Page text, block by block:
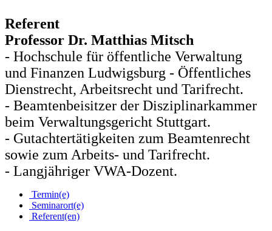
Referent
Professor Dr. Matthias Mitsch
- Hochschule für öffentliche Verwaltung
und Finanzen Ludwigsburg - Öffentliches
Dienstrecht, Arbeitsrecht und Tarifrecht.
- Beamtenbeisitzer der Disziplinarkammer
beim Verwaltungsgericht Stuttgart.
- Gutachtertätigkeiten zum Beamtenrecht
sowie zum Arbeits- und Tarifrecht.
- Langjähriger VWA-Dozent.
Termin(e)
Seminarort(e)
Referent(en)